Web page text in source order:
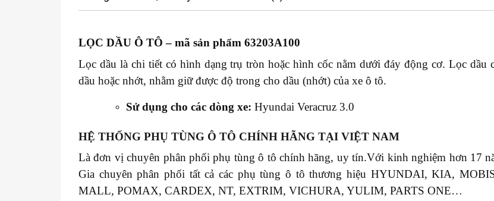
LỌC DẦU Ô TÔ– mã sản phẩm 63203A100
Lọc dầu là chi tiết có hình dạng trụ tròn hoặc hình cốc nằm dưới đáy động cơ. Lọc dầu
dầu hoặc nhớt, nhằm giữ được độ trong cho dầu (nhớt) của xe ô tô.
Sử dụng cho các dòng xe: Hyundai Veracruz 3.0
HỆ THỐNG PHỤ TÙNG Ô TÔ CHÍNH HÃNG TẠI VIỆT NAM
Là đơn vị chuyên phân phối phụ tùng ô tô chính hãng, uy tín.Với kinh nghiệm hơn 17
Gia chuyên phân phối tất cả các phụ tùng ô tô thương hiệu HYUNDAI, KIA,
MALL, POMAX, CARDEX, NT, EXTRIM, VICHURA, YULIM, PARTS ONE…